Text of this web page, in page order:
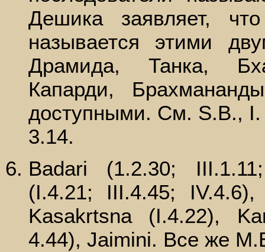
Дешика заявляет,
называется этими
Драмида, Танка,
Капарди,
доступными. См. S.В., I.
3.14.
Badari (1.2.30;
(I.4.21; III.4.45;
Kasakrtsna (I.4.22),
4.44), Jaimini. Все же